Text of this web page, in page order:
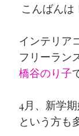
こんばんは
インテリア
フリーラン
橋谷のり子
4月、新学
という方も